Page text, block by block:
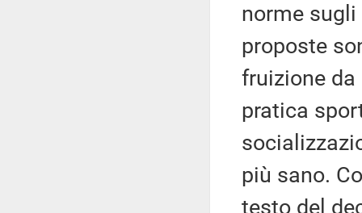
norme
proposte
fruizione
pratica
più sano.
testo del